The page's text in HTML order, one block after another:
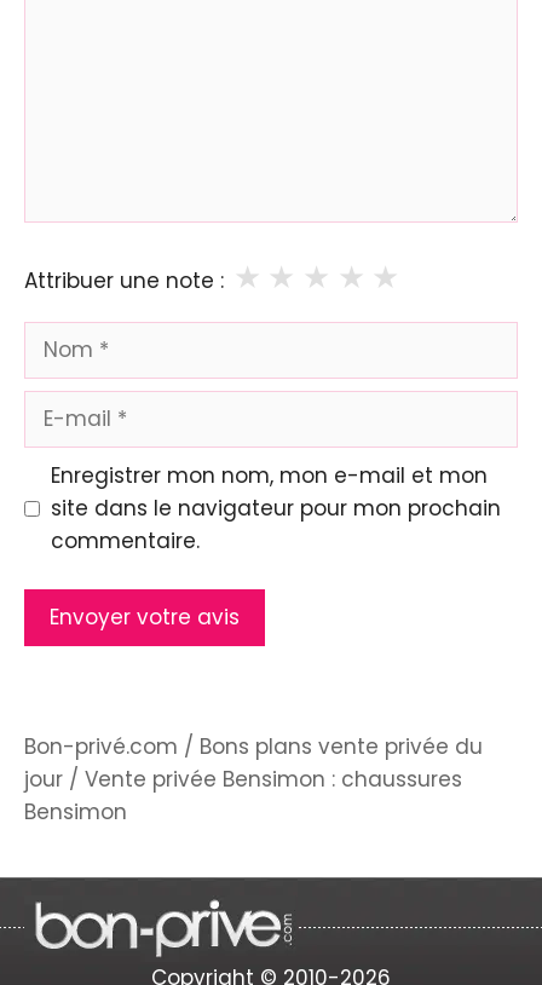
Attribuer une note : ★
★
★
★
★
Nom
Enregistrer mon nom, mon e-mail et mon
site dans le navigateur pour mon prochain
commentaire.
Bon-privé.com / Bons plans vente privée du
jour / Vente privée Bensimon : chaussures
Bensimon
Copyright © 2010-2026